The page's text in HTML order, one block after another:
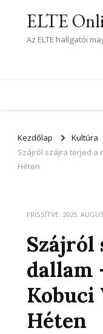
ELTE
Az ELTE hallgatói
Kezdőlap
Kultúra
Szájról szájra terjed a
Héten
FRISSÍTVE: 2025.
Szájról
dallam
Kobuci
Héten